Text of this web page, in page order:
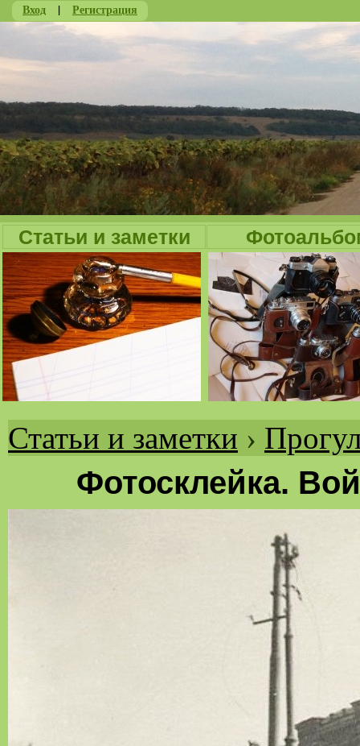
Вход | Регистрация
Статьи и заметки
Вы
Статьи и заметки ›
Фотосклейка.